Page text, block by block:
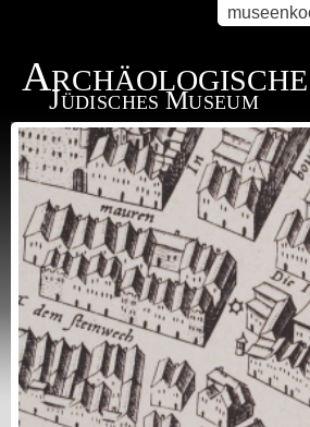
ARCHÄOLOGISCHE
JÜDISCHESMUSEUM